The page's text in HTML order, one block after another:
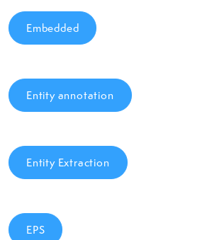
Embedded
Entity annotation
Entity Extraction
EPS